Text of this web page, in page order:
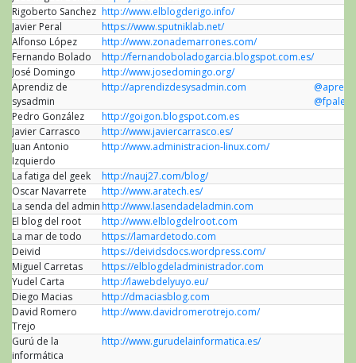
Rigoberto Sanchez http://www.elblogderigo.info/
Javier Peral
https://www.sputniklab.net/
Alfonso López
http://www.zonademarrones.com/
Fernando Bolado
http://fernandoboladogarcia.blogspot.com.es/
José Domingo
http://www.josedomingo.org/
Aprendiz de
sysadmin
http://aprendizdesysadmin.com
Pedro González
http://goigon.blogspot.com.es
Javier Carrasco
http://www.javiercarrasco.es/
Juan Antonio
Izquierdo
http://www.administracion-linux.com/
La fatiga del geek
http://nauj27.com/blog/
Oscar Navarrete
http://www.aratech.es/
La senda del adminhttp://www.lasendadeladmin.com
El blog del root
http://www.elblogdelroot.com
La mar de todo
https://lamardetodo.com
Deivid
https://deividsdocs.wordpress.com/
Miguel Carretas
https://elblogdeladministrador.com
Yudel Carta
http://lawebdelyuyo.eu/
Diego Macias
http://dmaciasblog.com
David Romero
Trejo
http://www.davidromerotrejo.com/
Gurú de la
informática
http://www.gurudelainformatica.es/